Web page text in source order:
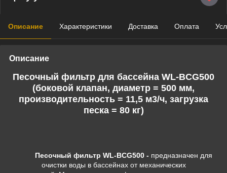
Описание Характеристики Доставка Оплата
Описание
Песочный фильтр для бассейна WL-BCG500
(боковой клапан, диаметр = 500 мм,
производительность = 11,5 м3/ч, загрузка
песка = 80 кг)
Песочный фильтр WL-BCG500 - предназначен для
очистки воды в бассейнах от механических